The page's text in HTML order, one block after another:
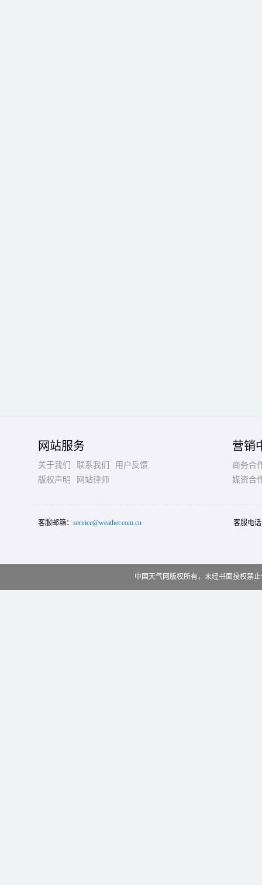
网站服务
关于我们 联系我们
用户反馈
版权声明
网站律师
营销
商务合
媒资合
客服邮箱： service@weather.com.cn 客服电
中国天气网版权所有，未经书面授权